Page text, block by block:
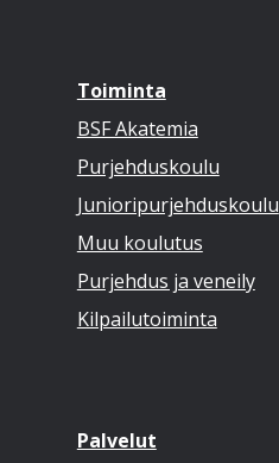
Toiminta
BSF Akatemia
Purjehduskoulu
Junioripurjehduskoulu
Muu koulutus
Purjehdus ja veneily
Kilpailutoiminta
Palvelut